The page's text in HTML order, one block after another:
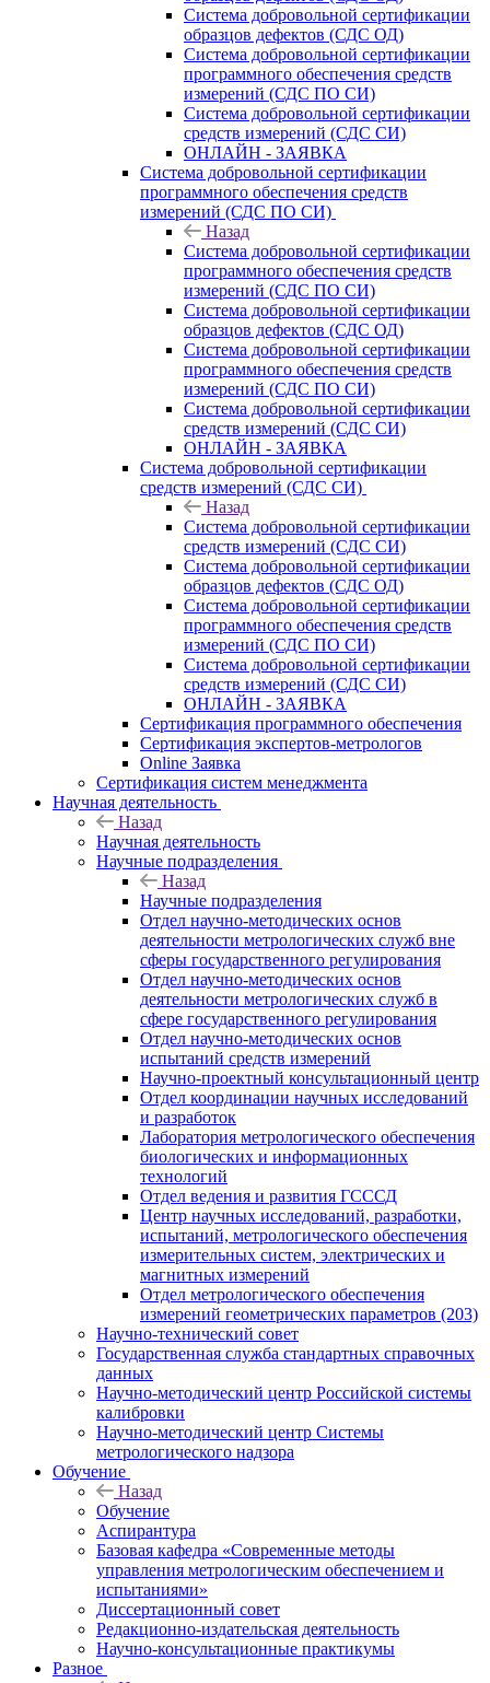
Система добровольной сертификации
образцов дефектов (СДС ОД)
Система добровольной сертификации
программного обеспечения средств
измерений (СДС ПО СИ)
Система добровольной сертификации
средств измерений (СДС СИ)
ОНЛАЙН - ЗАЯВКА
Система добровольной сертификации
программного обеспечения средств
измерений (СДС ПО СИ)
Назад
Система добровольной сертификации
программного обеспечения средств
измерений (СДС ПО СИ)
Система добровольной сертификации
образцов дефектов (СДС ОД)
Система добровольной сертификации
программного обеспечения средств
измерений (СДС ПО СИ)
Система добровольной сертификации
средств измерений (СДС СИ)
ОНЛАЙН - ЗАЯВКА
Система добровольной сертификации
средств измерений (СДС СИ)
Назад
Система добровольной сертификации
средств измерений (СДС СИ)
Система добровольной сертификации
образцов дефектов (СДС ОД)
Система добровольной сертификации
программного обеспечения средств
измерений (СДС ПО СИ)
Система добровольной сертификации
средств измерений (СДС СИ)
ОНЛАЙН - ЗАЯВКА
Сертификация программного обеспечения
Сертификация экспертов-метрологов
Online Заявка
Сертификация систем менеджмента
Научная деятельность
Назад
Научная деятельность
Научные подразделения
Назад
Научные подразделения
Отдел научно-методических основ
деятельности метрологических служб вне
сферы государственного регулирования
Отдел научно-методических основ
деятельности метрологических служб в
сфере государственного регулирования
Отдел научно-методических основ
испытаний средств измерений
Научно-проектный консультационный центр
Отдел координации научных исследований
и разработок
Лаборатория метрологического обеспечения
биологических и информационных
технологий
Отдел ведения и развития ГСССД
Центр научных исследований, разработки,
испытаний, метрологического обеспечения
измерительных систем, электрических и
магнитных измерений
Отдел метрологического обеспечения
измерений геометрических параметров (203)
Научно-технический совет
Государственная служба стандартных справочных
данных
Научно-методический центр Российской системы
калибровки
Научно-методический центр Системы
метрологического надзора
Обучение
Назад
Обучение
Аспирантура
Базовая кафедра «Современные методы
управления метрологическим обеспечением и
испытаниями»
Диссертационный совет
Редакционно-издательская деятельность
Научно-консультационные практикумы
Разное